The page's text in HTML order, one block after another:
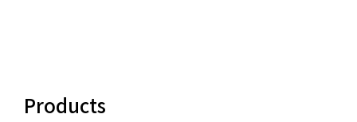
ル to ア
Products